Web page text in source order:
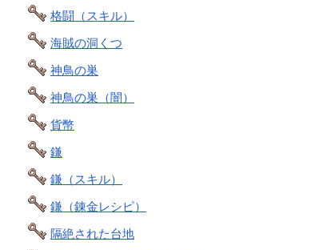
格闘（スキル）
海賊の洞くつ
神鳥の巣
神鳥の巣（闇）
貨幣
鎌
鎌（スキル）
鎌（錬金レシピ）
隔絶された台地